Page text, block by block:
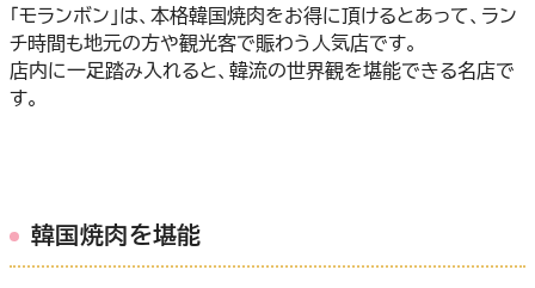
「モランボン」は、本格韓国焼肉をお得に頂けるとあって、ラン
チ時間も地元の方や観光客で賑わう人気店です。
店内に一足踏み入れると、韓流の世界観を堪能できる名店で
す。
韓国焼肉を堪能